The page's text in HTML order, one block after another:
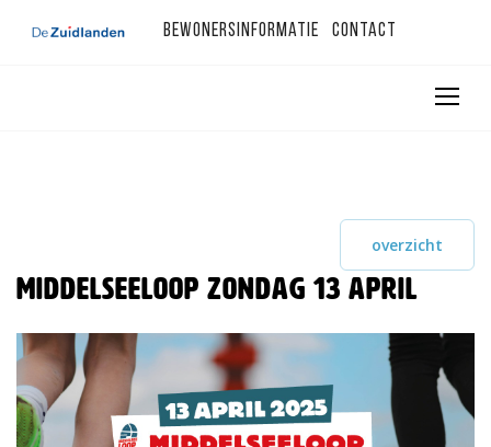
Bewonersinformatie Contact
overzicht
Middelseeloop zondag 13 april